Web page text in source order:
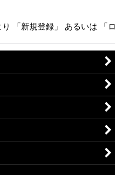
新規登録」 あるいは 「